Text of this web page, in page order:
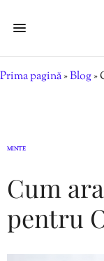
Prima pagină»Blog»
MINTE
Cum
pentru